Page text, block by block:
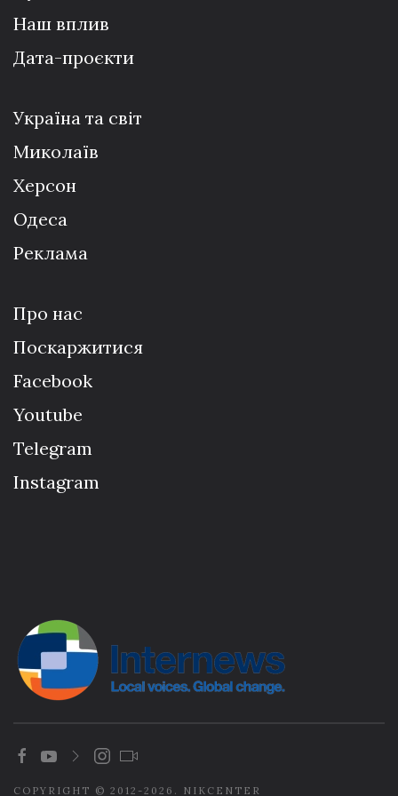
Наш вплив
Дата-проєкти
Україна та світ
Миколаїв
Херсон
Одеса
Реклама
Про нас
Поскаржитися
Facebook
Youtube
Telegram
Instagram
COPYRIGHT © 2012-2026. NIKCENTER